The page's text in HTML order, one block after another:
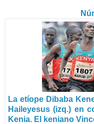
La etíope Dibaba
Haileyesus (izq.) en
Kenia. El keniano